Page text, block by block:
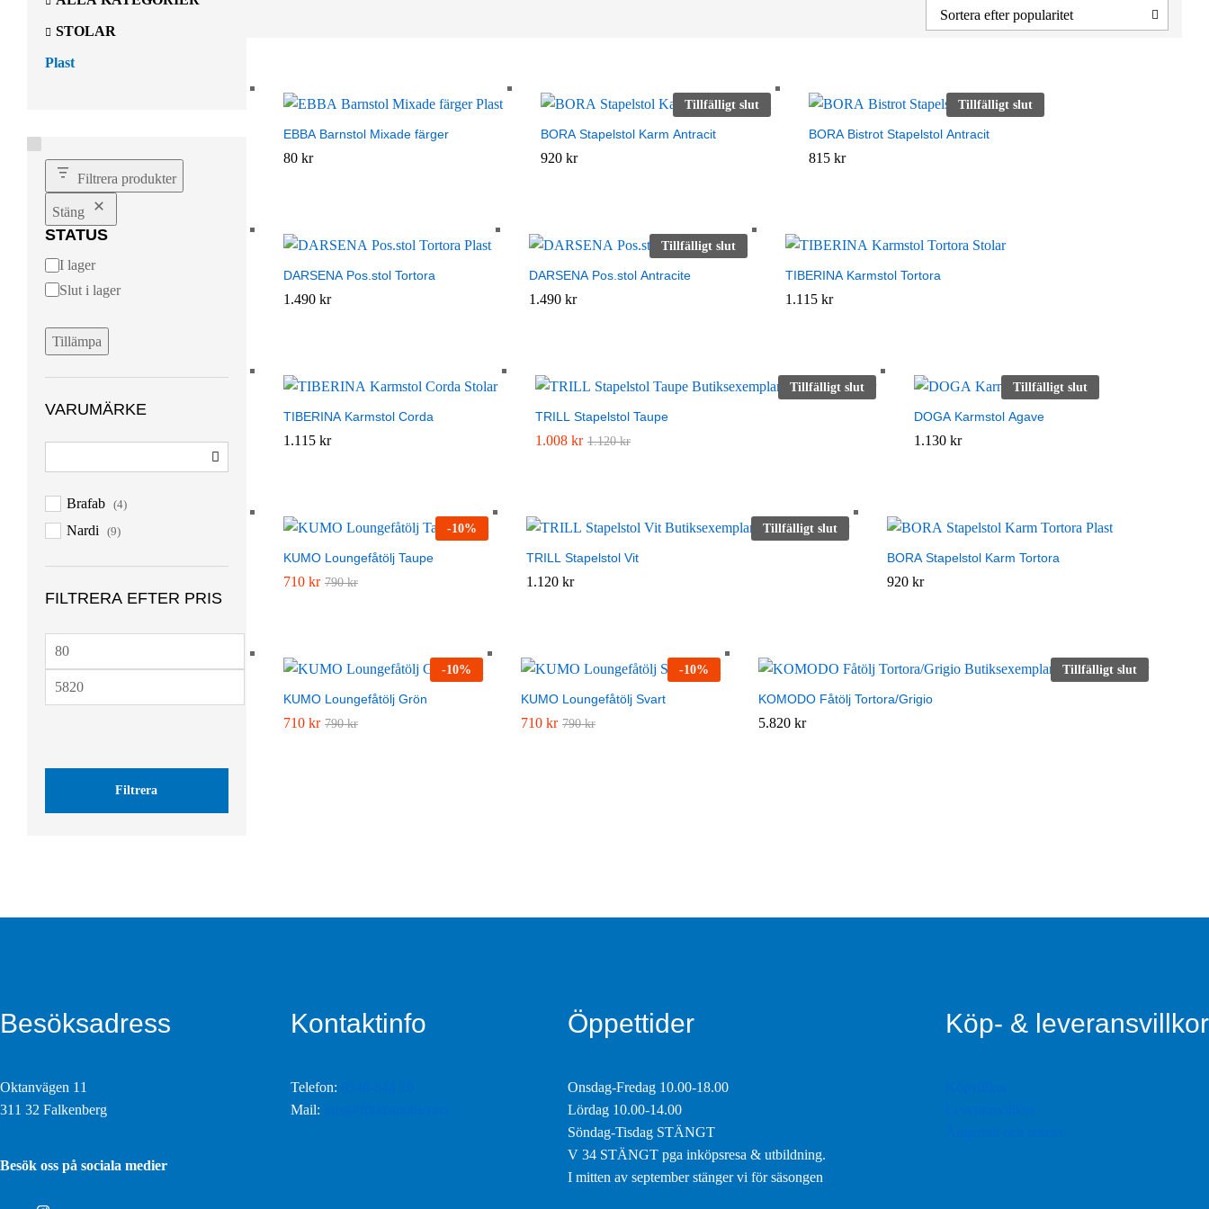
Sortera efter popularitet
EBBA Barnstol Mixade färger
80 kr
80 kr
Tillfälligt slut
BORA Stapelstol Karm Antracit
920 kr
920 kr
Tillfälligt slut
BORA Bistrot Stapelstol Antracit
815 kr
815 kr
DARSENA Pos.stol Tortora
1.490 kr
1.490 kr
Tillfälligt slut
DARSENA Pos.stol Antracite
1.490 kr
1.490 kr
TIBERINA Karmstol Tortora
1.115 kr
1.115 kr
TIBERINA Karmstol Corda
1.115 kr
1.115 kr
Tillfälligt slut
TRILL Stapelstol Taupe
1.008 kr 1.120kr
1.008 kr 1.120kr
Tillfälligt slut
DOGA Karmstol Agave
1.130 kr
1.130 kr
-10%
KUMO Loungefåtölj Taupe
710 kr 790kr
710 kr 790kr
Tillfälligt slut
TRILL Stapelstol Vit
1.120 kr
1.120 kr
BORA Stapelstol Karm Tortora
920 kr
920 kr
-10%
KUMO Loungefåtölj Grön
710 kr 790kr
710 kr 790kr
-10%
KUMO Loungefåtölj Svart
710 kr 790kr
710 kr 790kr
Tillfälligt slut
KOMODO Fåtölj Tortora/Grigio
5.820 kr
5.820 kr
STOLAR
Plast
Filtrera produkter
Stäng
STATUS
T
i
l
g
ä
l
h
e
I lager
Slut i lager
Tillämpa
VARUMÄRKE
Brafab (4)
Nardi (9)
FILTRERA EFTER PRIS
M
i
M
a
r
s
Filtrera
Besöksadress
Oktanvägen 11
311 32 Falkenberg
Besök oss på sociala medier
Kontaktinfo
Telefon:
Mail:
Öppettider
Onsdag-Fredag 10.00-18.00
Lördag 10.00-14.00
Söndag-Tisdag STÄNGT
V 34 STÄNGT pga inköpsresa & utbildning.
I mitten av september stänger vi för säsongen
Köp- & leveransvillkor